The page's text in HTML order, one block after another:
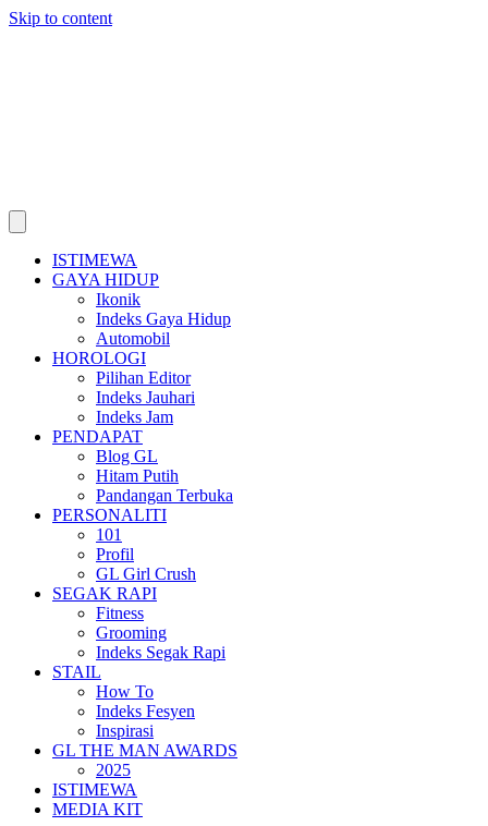
Skip to content
ISTIMEWA
GAYA HIDUP
Ikonik
Indeks Gaya Hidup
Automobil
HOROLOGI
Pilihan Editor
Indeks Jauhari
Indeks Jam
PENDAPAT
Blog GL
Hitam Putih
Pandangan Terbuka
PERSONALITI
101
Profil
GL Girl Crush
SEGAK RAPI
Fitness
Grooming
Indeks Segak Rapi
STAIL
How To
Indeks Fesyen
Inspirasi
GL THE MAN AWARDS
2025
ISTIMEWA
MEDIA KIT